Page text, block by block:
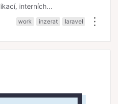
interních...
work inzerat laravel